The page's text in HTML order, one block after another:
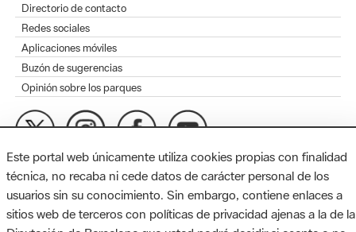
Directorio de contacto
Redes sociales
Aplicaciones móviles
Buzón de sugerencias
Opinión sobre los parques
MAPA WEB AVISO LEGAL ACCESIBILIDAD
Diputación de Barcelona. Edifici Llacuna, 1a planta. Badajoz, 49.
08005 Barcelona. Tel. 934 022 428 / xarxaparcs@diba.cat
Este portal web únicamente utiliza cookies propias con finalidad
técnica, no recaba ni cede datos de carácter personal de los
usuarios sin su conocimiento. Sin embargo, contiene enlaces a
sitios web de terceros con políticas de privacidad ajenas a la de la